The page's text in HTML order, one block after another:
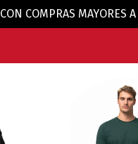
CON COMPRAS MAYORES